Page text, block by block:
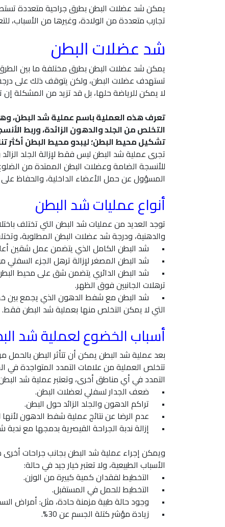
يمكن شد عضلات البطن بطرق جراحية متعددة
تجارب متعددة من الولادة، وغيرها من الأسباب،
شد عضلات البطن
يمكن شد عضلات البطن بطرق مختلفة ما بين الطرق
تستهدف عضلات البطن، ولكن يتوقف ذلك على
لا يمكن للرياضة حلها، بل قد تزيد من المشكلة
تعرف هذه العملية باسم عملية شد البطن،
التخلص من الجلد والدهون الزائدة، وربط
تشكيل محيط البطن؛ ليبدو محيط البطن أكثر
تجرى عملية شد البطن ليس فقط لإزالة الجلد
للأنسجة الضامة وعضلات البطن الممتدة من
المسؤول عن حمل الأعضاء الداخلية، والحفاظ
أنواع عمليات شد البطن
توجد العديد من عمليات شد البطن التي تختلف
والدهنية، ودرجة شد عضلات البطن المطلوبة،
•
شد البطن الكامل الذي يتضمن عمل شقين
•
شد البطن المصغر لإزالة ترهل الجزء
•
شد البطن الدائري يتضمن شق على محيط البطن
ترهلات الجانبين فوق الظهر.
•
شد البطن مع شفط الدهون الذي يجمع بين
التي لا يمكن التخلص منها بعملية شد البطن فقط.
أسباب الخضوع لعملية شد
بعد عملية شد البطن يمكن أن تتأثر البطن
تتخلص العملية من علامات التمدد المتواجدة في
التمدد في أي مناطق أخرى، وتعتبر عملية شد
•
ضعف الجدار لسفلي لعضلات البطن.
•
تراكم الدهون والجلد الزائد حول البطن.
•
عدم الرضا عن نتائج عملية شفط الدهون
•
إزالة ندبة الجراحة القيصرية بدمجها مع ندبة
ويمكن إجراء عملية شد البطن بجانب جراحات أخرى
الأسباب الطبيعية، ولا تعتبر خيار جيد في حالة:
•
التخطيط لفقدان كمية كبيرة من الوزن.
•
التخطيط للحمل في المستقبل.
•
وجود حالة طبية مزمنة حادة، مثل: أمراض
•
زيادة مؤشر كتلة الجسم عن 30%.